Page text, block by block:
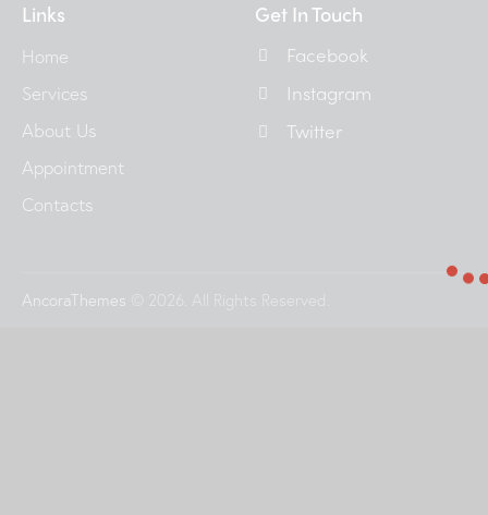
Links
Home
Services
About Us
Appointment
Contacts
Get In Touch
Facebook
Instagram
Twitter
AncoraThemes © 2026. All Rights Reserved.